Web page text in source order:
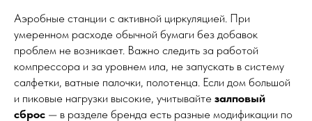
Аэробные станции с активной циркуляцией. При
умеренном расходе обычной бумаги без добавок
проблем не возникает. Важно следить за работой
компрессора и за уровнем ила, не запускать в систему
салфетки, ватные палочки, полотенца. Если дом большой
и пиковые нагрузки высокие, учитывайте залповый
сброс — в разделе бренда есть разные модификации по